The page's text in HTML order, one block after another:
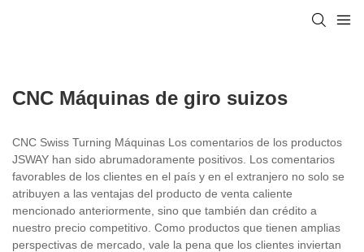
CNC Máquinas de giro suizos
CNC Swiss Turning Máquinas Los comentarios de los productos
JSWAY han sido abrumadoramente positivos. Los comentarios
favorables de los clientes en el país y en el extranjero no solo se
atribuyen a las ventajas del producto de venta caliente
mencionado anteriormente, sino que también dan crédito a
nuestro precio competitivo. Como productos que tienen amplias
perspectivas de mercado, vale la pena que los clientes inviertan